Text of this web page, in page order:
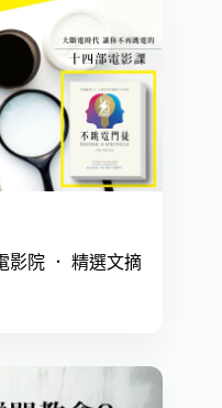
影院 ． 精選文摘